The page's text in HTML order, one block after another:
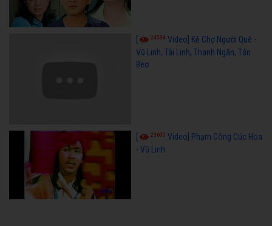
24584 Video] Kẻ Chợ Người Quê -
Vũ Linh, Tài Linh, Thanh Ngân, Tấn
Beo
23600 Video] Phạm Công Cúc Hoa
- Vũ Linh